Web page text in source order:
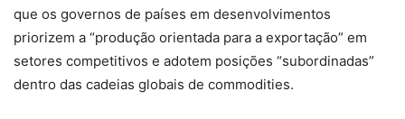
que os governos de países em desenvolvimentos
priorizem a “produção orientada para a exportação” em
setores competitivos e adotem posições “subordinadas”
dentro das cadeias globais de commodities.